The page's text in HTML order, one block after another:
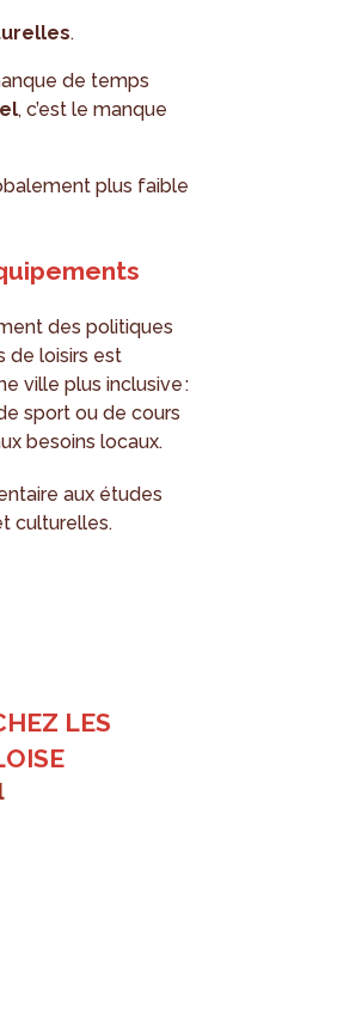
.
de temps
, c’est le manque
plus faible
des politiques
de loisirs est
ville plus inclusive :
sport ou de cours
besoins locaux.
aux études
culturelles.
LES